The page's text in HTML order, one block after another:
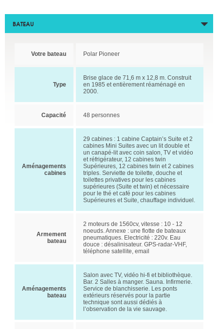
BATEAU
Votre bateau Polar Pioneer
Type
Brise glace de 71,6 m x 12,8 m. Construit
en 1985 et entièrement réaménagé en
2000.
Capacité 48 personnes
Aménagements
cabines
29 cabines : 1 cabine Captain’s Suite et 2
cabines Mini Suites avec un lit double et
un canapé-lit avec coin salon, TV et vidéo
et réfrigérateur, 12 cabines twin
Supérieures, 12 cabines twin et 2 cabines
triples. Serviette de toilette, douche et
toilettes privatives pour les cabines
supérieures (Suite et twin) et nécessaire
pour le thé et café pour les cabines
Supérieures et Suite, chauffage individuel.
Armement
bateau
2 moteurs de 1560cv, vitesse : 10 - 12
noeuds. Annexe : une flotte de bateaux
pneumatiques. Electricité : 220v. Eau
douce : désalinisateur. GPS-radar-VHF,
téléphone satellite, email
Aménagements
bateau
Salon avec TV, vidéo hi-fi et bibliothèque.
Bar. 2 Salles à manger. Sauna. Infirmerie.
Service de blanchisserie. Les ponts
extérieurs réservés pour la partie
technique sont aussi dédiés à
l’observation de la vie sauvage.